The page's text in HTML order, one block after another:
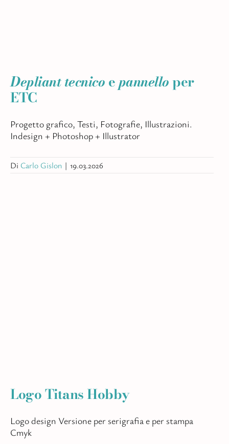
Depliant tecnico epannelloper
ETC
Progetto grafico, Testi, Fotografie, Illustrazioni.
Indesign + Photoshop + Illustrator
Di Carlo Gislon | 19.03.2026
Logo Titans Hobby
Logo design Versione per serigrafia e per stampa
Cmyk